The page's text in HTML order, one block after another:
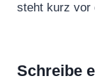
steht kurz vor
Schreibe